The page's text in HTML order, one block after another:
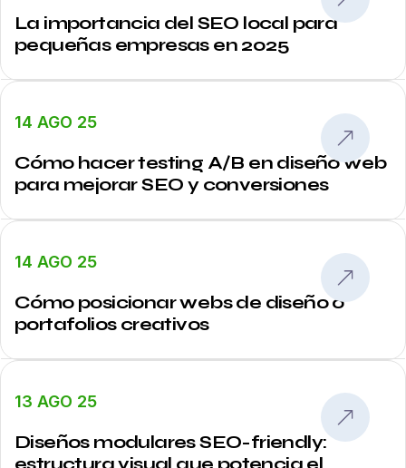
La importancia del SEO local para
pequeñas empresas en 2025
14 AGO 25
Cómo hacer testing A/B en diseño web
para mejorar SEO y conversiones
14 AGO 25
Cómo posicionar webs de diseño o
portafolios creativos
13 AGO 25
Diseños modulares SEO-friendly: